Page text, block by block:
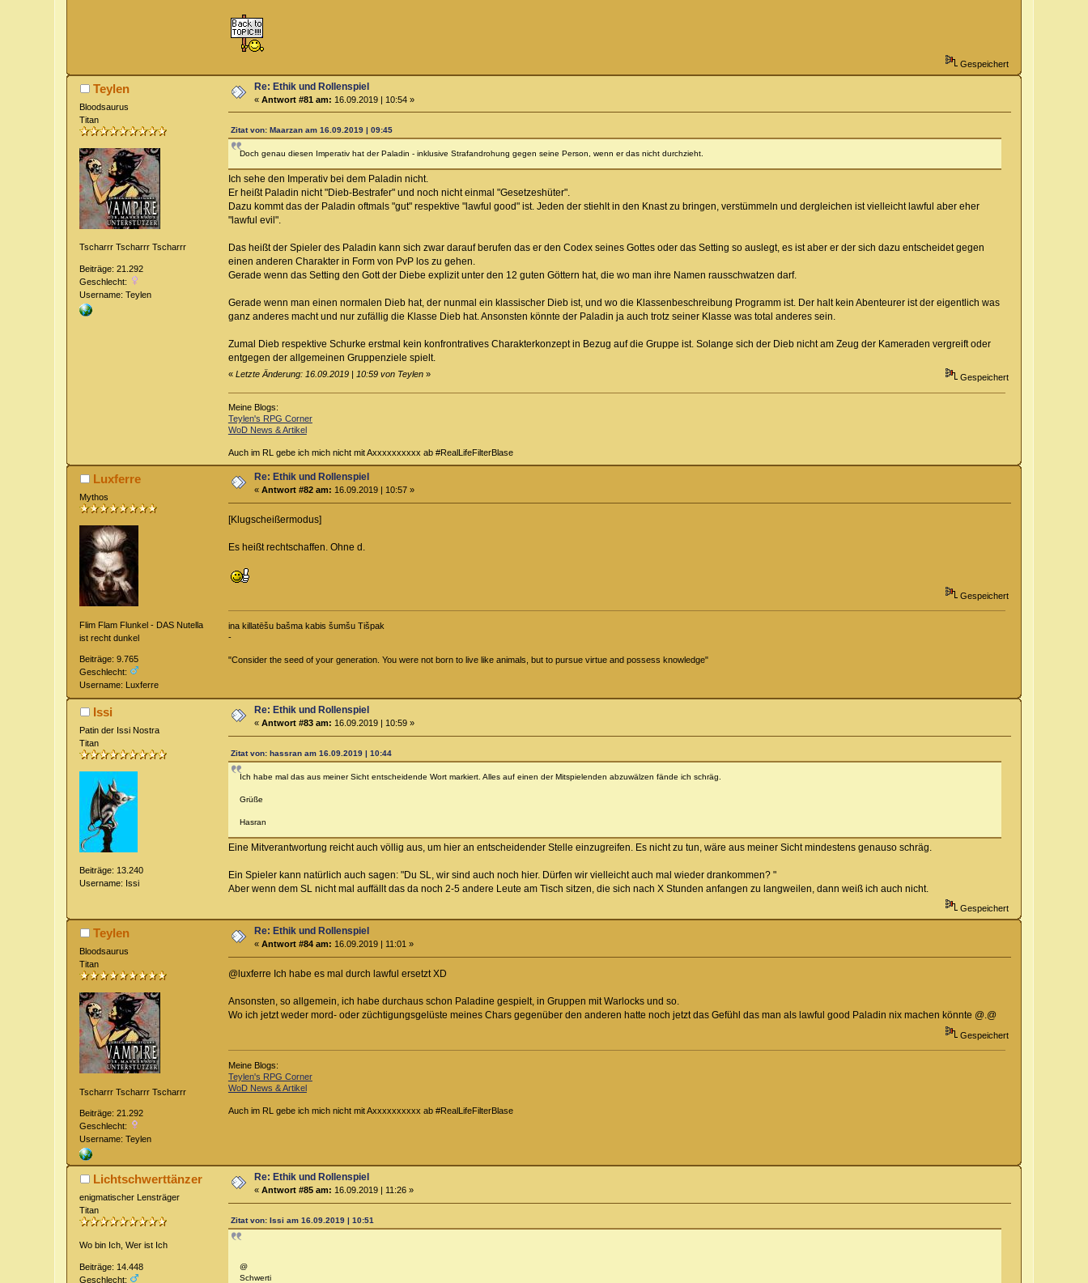
Gespeichert
Teylen
Bloodsaurus
Titan
Tscharrr Tscharrr Tscharrr
Beiträge: 21.292
Geschlecht:
Username: Teylen
Re: Ethik und Rollenspiel
«Antwort #81 am: 16.09.2019 | 10:54 »
Zitat von: Maarzan am 16.09.2019 | 09:45
Doch genau diesen Imperativ hat der Paladin - inklusive Strafandrohung gegen seine Person, wenn er das nicht durchzieht.
Ich sehe den Imperativ bei dem Paladin nicht.
Er heißt Paladin nicht "Dieb-Bestrafer" und noch nicht einmal "Gesetzeshüter".
Dazu kommt das der Paladin oftmals "gut" respektive "lawful good" ist. Jeden der stiehlt in den Knast zu bringen, verstümmeln und dergleichen ist vielleicht lawful aber eher
"lawful evil".
Das heißt der Spieler des Paladin kann sich zwar darauf berufen das er den Codex seines Gottes oder das Setting so auslegt, es ist aber er der sich dazu entscheidet gegen
einen anderen Charakter in Form von PvP los zu gehen.
Gerade wenn das Setting den Gott der Diebe explizit unter den 12 guten Göttern hat, die wo man ihre Namen rausschwatzen darf.
Gerade wenn man einen normalen Dieb hat, der nunmal ein klassischer Dieb ist, und wo die Klassenbeschreibung Programm ist. Der halt kein Abenteurer ist der eigentlich was
ganz anderes macht und nur zufällig die Klasse Dieb hat. Ansonsten könnte der Paladin ja auch trotz seiner Klasse was total anderes sein.
Zumal Dieb respektive Schurke erstmal kein konfrontratives Charakterkonzept in Bezug auf die Gruppe ist. Solange sich der Dieb nicht am Zeug der Kameraden vergreift oder
entgegen der allgemeinen Gruppenziele spielt.
« Letzte Änderung: 16.09.2019 | 10:59 von Teylen» Gespeichert
Meine Blogs:
Teylen's RPG Corner
WoD News & Artikel
Auch im RL gebe ich mich nicht mit Axxxxxxxxxx ab #RealLifeFilterBlase
Luxferre
Mythos
Flim Flam Flunkel - DAS Nutella
ist recht dunkel
Beiträge: 9.765
Geschlecht:
Username: Luxferre
Re: Ethik und Rollenspiel
«Antwort #82 am: 16.09.2019 | 10:57 »
[Klugscheißermodus]
Es heißt rechtschaffen. Ohne d.
Gespeichert
ina killatēšu bašma kabis šumšu Tišpak
-
"Consider the seed of your generation. You were not born to live like animals, but to pursue virtue and possess knowledge"
Issi
Patin der Issi Nostra
Titan
Beiträge: 13.240
Username: Issi
Re: Ethik und Rollenspiel
«Antwort #83 am: 16.09.2019 | 10:59 »
Zitat von: hassran am 16.09.2019 | 10:44
Ich habe mal das aus meiner Sicht entscheidende Wort markiert. Alles auf einen der Mitspielenden abzuwälzen fände ich schräg.
Grüße
Hasran
Eine Mitverantwortung reicht auch völlig aus, um hier an entscheidender Stelle einzugreifen. Es nicht zu tun, wäre aus meiner Sicht mindestens genauso schräg.
Ein Spieler kann natürlich auch sagen: "Du SL, wir sind auch noch hier. Dürfen wir vielleicht auch mal wieder drankommen? "
Aber wenn dem SL nicht mal auffällt das da noch 2-5 andere Leute am Tisch sitzen, die sich nach X Stunden anfangen zu langweilen, dann weiß ich auch nicht.
Gespeichert
Teylen
Bloodsaurus
Titan
Tscharrr Tscharrr Tscharrr
Beiträge: 21.292
Geschlecht:
Username: Teylen
Re: Ethik und Rollenspiel
«Antwort #84 am: 16.09.2019 | 11:01 »
@luxferre Ich habe es mal durch lawful ersetzt XD
Ansonsten, so allgemein, ich habe durchaus schon Paladine gespielt, in Gruppen mit Warlocks und so.
Wo ich jetzt weder mord- oder züchtigungsgelüste meines Chars gegenüber den anderen hatte noch jetzt das Gefühl das man als lawful good Paladin nix machen könnte @.@
Gespeichert
Meine Blogs:
Teylen's RPG Corner
WoD News & Artikel
Auch im RL gebe ich mich nicht mit Axxxxxxxxxx ab #RealLifeFilterBlase
Lichtschwerttänzer
enigmatischer Lensträger
Titan
Wo bin Ich, Wer ist Ich
Beiträge: 14.448
Geschlecht:
Re: Ethik und Rollenspiel
«Antwort #85 am: 16.09.2019 | 11:26 »
Zitat von: Issi am 16.09.2019 | 10:51
@
Schwerti